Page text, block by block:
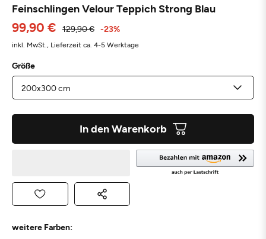
Feinschlingen Velour Teppich Strong Blau
99,90 € 129,90 € -23%
inkl. MwSt., Lieferzeit ca. 4-5 Werktage
Größe
In den Warenkorb
weitere Farben: